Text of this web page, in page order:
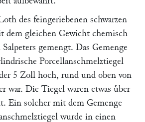
des feingeriebenen schwarzen
dem gleichen Gewicht chemisch
gemengt. Das Gemenge
Porcellanschmelztiegel
5 Zoll hoch, rund und oben von
war. Die Tiegel waren etwas uͤber
Ein solcher mit dem Gemenge
wurde in einen